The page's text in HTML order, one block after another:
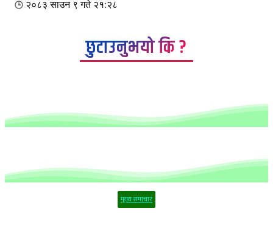
२०८३ साउन ९ गते २१:२८
छुटाउनुभयो कि ?
मूख्य समाचार